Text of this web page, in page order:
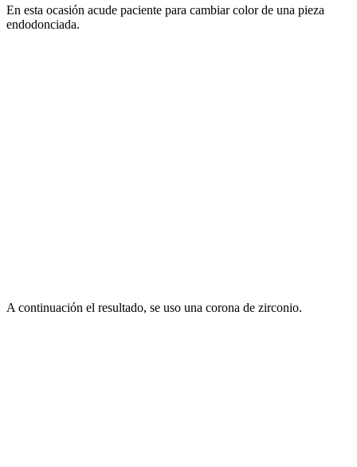
En esta ocasión acude paciente para cambiar color de una pieza
endodonciada.
A continuación el resultado, se uso una corona de zirconio.